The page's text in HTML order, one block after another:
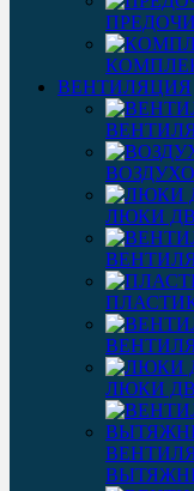
ВЕНТИЛЯЦИЯ
ЛЮКИ
ЛЮКИ